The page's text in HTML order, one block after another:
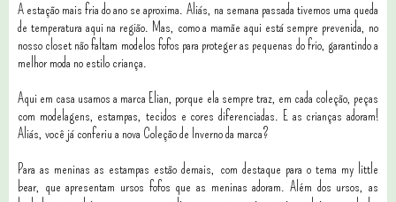
A estação mais fria do ano se aproxima. Aliás, na semana passada tivemos uma queda
de temperatura aqui na região. Mas, como a mamãe aqui está sempre prevenida, no
nosso closet não faltam modelos fofos para proteger as pequenas do frio, garantindo a
melhor moda no estilo criança.
Aqui em casa usamos a marca Elian, porque ela sempre traz, em cada coleção, peças
com modelagens, estampas, tecidos e cores diferenciadas. E as crianças adoram!
Aliás, você já conferiu a nova Coleção de Inverno da marca?
Para as meninas as estampas estão demais, com destaque para o tema my little
bear, que apresentam ursos fofos que as meninas adoram. Além dos ursos, as